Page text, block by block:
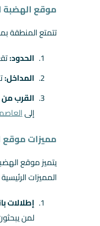
موقع الهضبة
تتمتع المنطقة
الحدود:
المداخل:
القرب من
إلى
مميزات
يتميز موقع
المميزات
إطلالات
لمن